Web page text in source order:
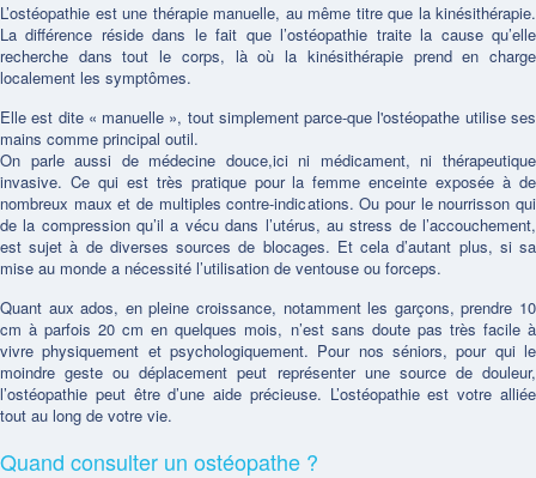
L’ostéopathie est une thérapie manuelle, au même titre que la kinésithérapie.
La différence réside dans le fait que l’ostéopathie traite la cause qu’elle
recherche dans tout le corps, là où la kinésithérapie prend en charge
localement les symptômes.
Elle est dite « manuelle », tout simplement parce-que l'ostéopathe utilise ses
mains comme principal outil.
On parle aussi de médecine douce,ici ni médicament, ni thérapeutique
invasive. Ce qui est très pratique pour la femme enceinte exposée à de
nombreux maux et de multiples contre-indications. Ou pour le nourrisson qui
de la compression qu’il a vécu dans l’utérus, au stress de l’accouchement,
est sujet à de diverses sources de blocages. Et cela d’autant plus, si sa
mise au monde a nécessité l’utilisation de ventouse ou forceps.
Quant aux ados, en pleine croissance, notamment les garçons, prendre 10
cm à parfois 20 cm en quelques mois, n’est sans doute pas très facile à
vivre physiquement et psychologiquement. Pour nos séniors, pour qui le
moindre geste ou déplacement peut représenter une source de douleur,
l’ostéopathie peut être d’une aide précieuse. L’ostéopathie est votre alliée
tout au long de votre vie.
Quand consulter un ostéopathe ?